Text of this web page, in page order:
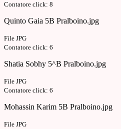
Contatore click: 8
Quinto Gaia 5B Pralboino.jpg
File JPG
Contatore click: 6
Shatia Sobhy 5^B Pralboino.jpg
File JPG
Contatore click: 6
Mohassin Karim 5B Pralboino.jpg
File JPG